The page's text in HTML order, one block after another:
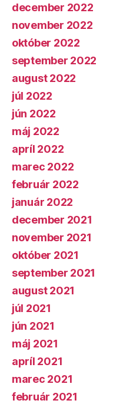
december 2022
november 2022
október 2022
september 2022
august 2022
júl 2022
jún 2022
máj 2022
apríl 2022
marec 2022
február 2022
január 2022
december 2021
november 2021
október 2021
september 2021
august 2021
júl 2021
jún 2021
máj 2021
apríl 2021
marec 2021
február 2021